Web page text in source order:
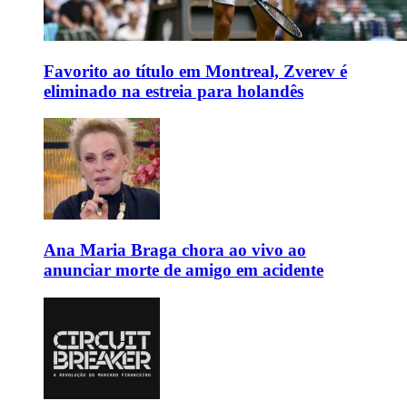
Favorito ao título em Montreal, Zverev é
eliminado na estreia para holandês
Ana Maria Braga chora ao vivo ao
anunciar morte de amigo em acidente